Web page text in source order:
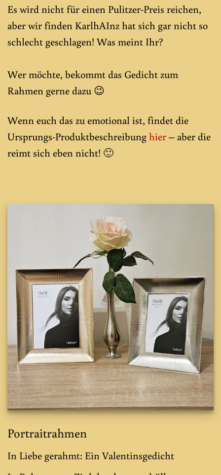
Es wird nicht für einen Pulitzer-Preis reichen,
aber wir finden KarlhAInzhat sich gar nicht so
schlecht geschlagen! Was meint Ihr?
Wer möchte, bekommt das Gedicht zum
Rahmen gerne dazu 😉
Wenn euch das zu emotional ist, findet die
Ursprungs-Produktbeschreibunghier– aber die
reimt sich eben nicht! 🙂
Portraitrahmen
In Liebe gerahmt: Ein Valentinsgedicht